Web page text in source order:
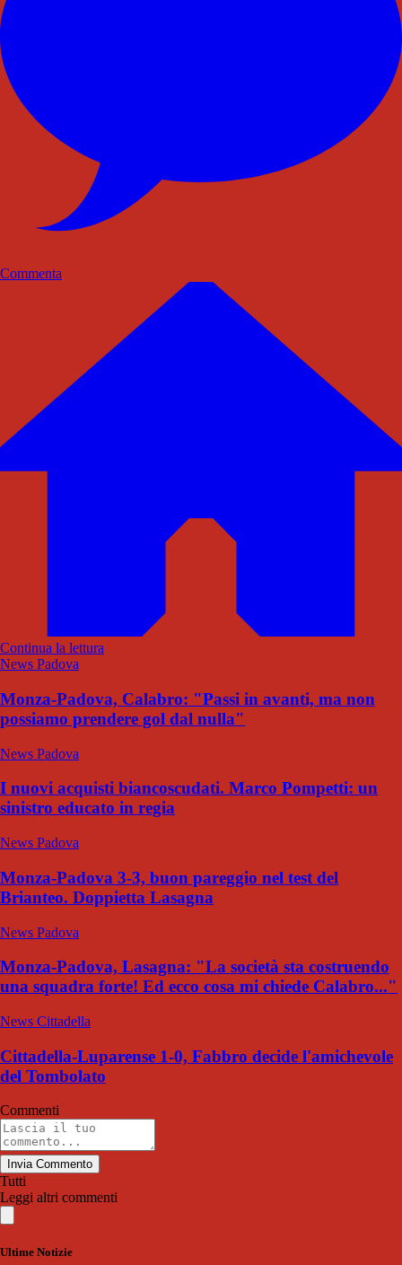
Commenta
Continua la lettura
News Padova
Monza-Padova, Calabro: "Passi in avanti, ma non
possiamo prendere gol dal nulla"
News Padova
I nuovi acquisti biancoscudati. Marco Pompetti: un
sinistro educato in regia
News Padova
Monza-Padova 3-3, buon pareggio nel test del
Brianteo. Doppietta Lasagna
News Padova
Monza-Padova, Lasagna: "La società sta costruendo
una squadra forte! Ed ecco cosa mi chiede Calabro..."
News Cittadella
Cittadella-Luparense 1-0, Fabbro decide l'amichevole
del Tombolato
Commenti
Invia Commento
Tutti
Leggi altri commenti
Ultime Notizie